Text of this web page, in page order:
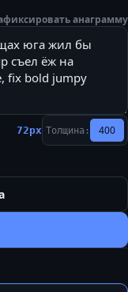
анаграмму
72px Толщина: 400